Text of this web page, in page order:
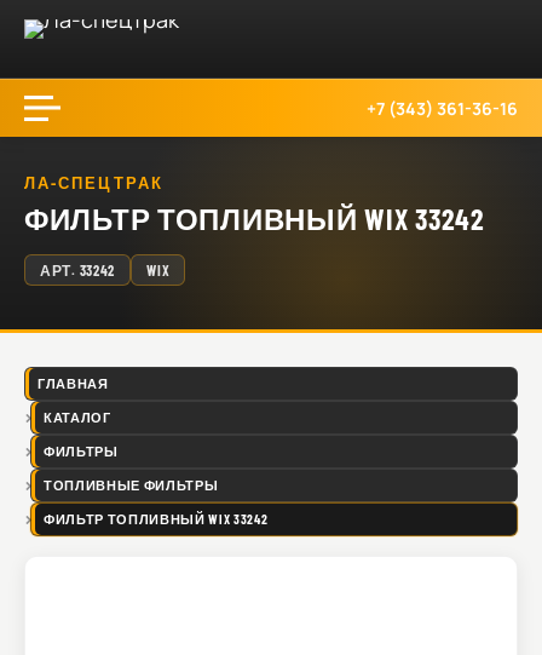
+7 (343) 361-36-16
ЛА-СПЕЦТРАК
ФИЛЬТР ТОПЛИВНЫЙ WIX 33242
АРТ. 33242 WIX
ГЛАВНАЯ
КАТАЛОГ
ФИЛЬТРЫ
ТОПЛИВНЫЕ ФИЛЬТРЫ
ФИЛЬТР ТОПЛИВНЫЙ WIX 33242